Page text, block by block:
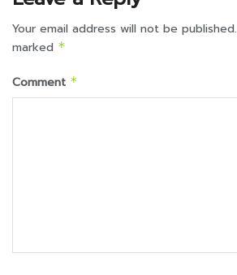
Your email address will not be published.
marked *
Comment *